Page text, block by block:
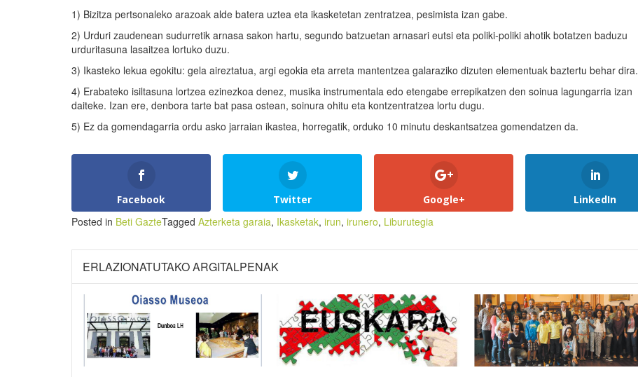
1) Bizitza pertsonaleko arazoak alde batera uztea eta ikasketetan zentratzea, pesimista izan gabe.
2) Urduri zaudenean sudurretik arnasa sakon hartu, segundo batzuetan arnasari eutsi eta poliki-poliki ahotik botatzen baduzu
urduritasuna lasaitzea lortuko duzu.
3) Ikasteko lekua egokitu: gela aireztatua, argi egokia eta arreta mantentzea galaraziko dizuten elementuak baztertu behar dira.
4) Erabateko isiltasuna lortzea ezinezkoa denez, musika instrumentala edo etengabe errepikatzen den soinua lagungarria izan
daiteke. Izan ere, denbora tarte bat pasa ostean, soinura ohitu eta kontzentratzea lortu dugu.
5) Ez da gomendagarria ordu asko jarraian ikastea, horregatik, orduko 10 minutu deskantsatzea gomendatzen da.
Facebook Twitter Google+ LinkedIn
Posted in Beti GazteTagged Azterketa garaia, Ikasketak, irun, irunero, Liburutegia
ERLAZIONATUTAKO ARGITALPENAK